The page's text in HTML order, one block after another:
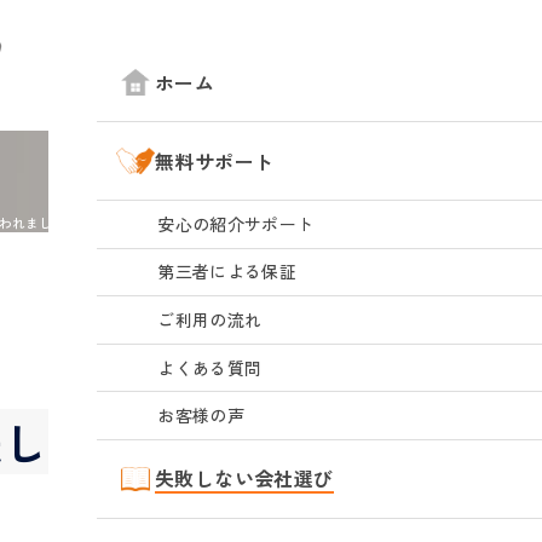
ホーム
無料サポート
安心の紹介サポート
第三者による保証
ご利用の流れ
よくある質問
お客様の声
失敗しない会社選び
れました
いと言われました